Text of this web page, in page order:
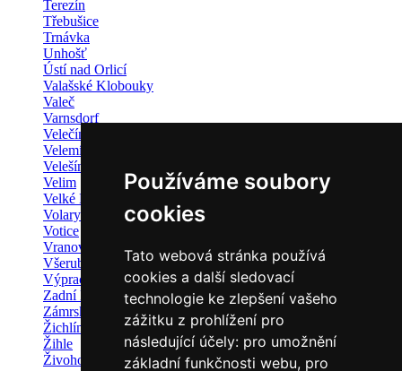
Používáme soubory
cookies
Tato webová stránka používá
cookies a další sledovací
technologie ke zlepšení vašeho
zážitku z prohlížení pro
následující účely: pro umožnění
základní funkčnosti webu, pro
Terezín
Třebušice
Trnávka
Unhošť
Ústí nad Orlicí
Valašské Klobouky
Valeč
Varnsdorf
Velečín
Velemín/Chotiměř
Velešín
Velim
Velké Hoštice
Volary
Votice
Vranová Lhota
Všeruby
Výprachtice
Zadní Doubice
Zámrsk
Žichlínek
Žihle
Živohošť a Chotilsko